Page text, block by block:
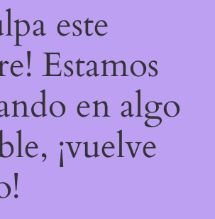
este
Estamos
en algo
¡vuelve